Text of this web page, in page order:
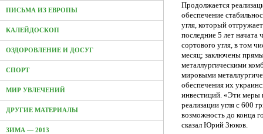
ПИСЬМА ИЗ ЕВРОПЫ
КАЛЕЙДОСКОП
ОЗДОРОВЛЕНИЕ И ДОСУГ
СПОРТ
МИР УВЛЕЧЕНИЙ
ДРУГИЕ МАТЕРИАЛЫ
ЗИМА — 2013
Продолжается
обеспечение
угля, который
последние 5 лет начата
сортового угля, в том
месяц; заключены
металлургическими
мировыми
обеспечения их
инвестиций. «Эти меры
реализации угля с 600
возможность до конца
сказал Юрий Зюков.